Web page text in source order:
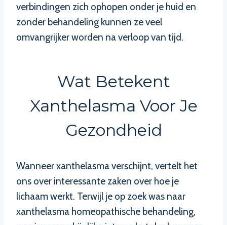
verbindingen zich ophopen onder je huid en
zonder behandeling kunnen ze veel
omvangrijker worden na verloop van tijd.
Wat Betekent
Xanthelasma Voor Je
Gezondheid
Wanneer xanthelasma verschijnt, vertelt het
ons over interessante zaken over hoe je
lichaam werkt. Terwijl je op zoek was naar
xanthelasma homeopathische behandeling,